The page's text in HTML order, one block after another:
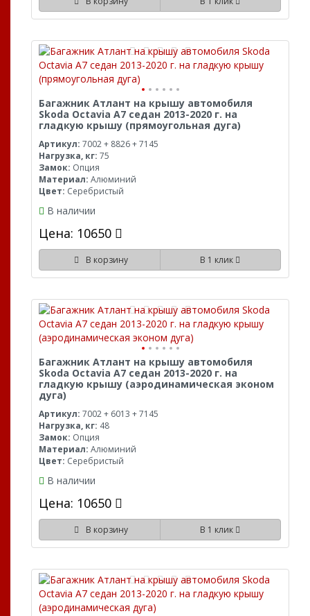
Багажник Атлант на крышу автомобиля
Skoda Octavia A7 седан 2013-2020 г. на
гладкую крышу (прямоугольная дуга)
Артикул: 7002 + 8826 + 7145
Нагрузка, кг: 75
Замок: Опция
Материал: Алюминий
Цвет: Серебристый
В наличии
Цена: 10650
В корзину В 1 клик
Багажник Атлант на крышу автомобиля
Skoda Octavia A7 седан 2013-2020 г. на
гладкую крышу (аэродинамическая эконом
дуга)
Артикул: 7002 + 6013 + 7145
Нагрузка, кг: 48
Замок: Опция
Материал: Алюминий
Цвет: Серебристый
В наличии
Цена: 10650
В корзину В 1 клик